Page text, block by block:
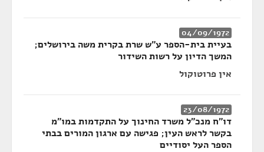
04/09/1972
בעיית בית-הספר ע"ש שרת בקרית משה בירושלים;
המשך הדיון על רשות השידור
אין פרוטוקול
23/08/1972
דו"ח מנכ"ל משרד החינוך על התקדמות במו"מ
בקשר לראש העין; פגישה עם ארגון המורים בבתי
הספר העל יסודיים